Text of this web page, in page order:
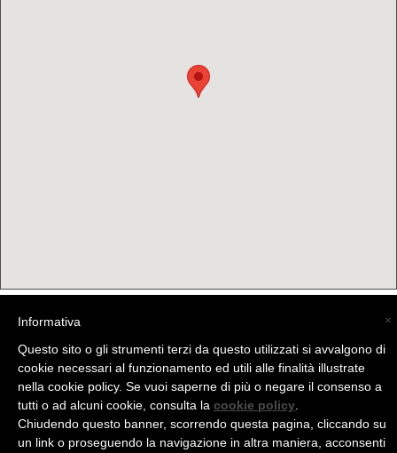
(C) La Valtellina - info@la-valtellina.com -
×
Informativa
Questo sito o gli strumenti terzi da questo utilizzati si avvalgono di
cookie necessari al funzionamento ed utili alle finalità illustrate
nella cookie policy. Se vuoi saperne di più o negare il consenso a
tutti o ad alcuni cookie, consulta la cookie policy
Chiudendo questo banner, scorrendo questa pagina, cliccando su
un link o proseguendo la navigazione in altra maniera, acconsenti